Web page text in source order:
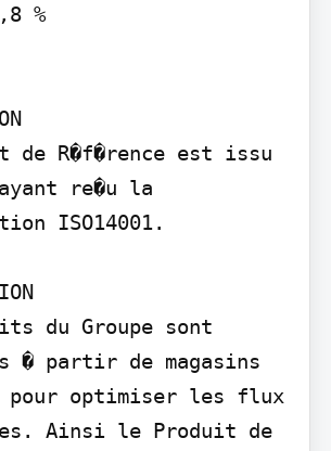
%
de R�f�rence est issu
re�u la
ISO14001.
du Groupe sont
� partir de magasins
pour optimiser les flux
Ainsi le Produit de